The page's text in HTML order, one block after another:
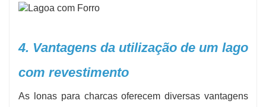
4. Vantagens da utilização de um lago
com revestimento
As lonas para charcas oferecem diversas vantagens